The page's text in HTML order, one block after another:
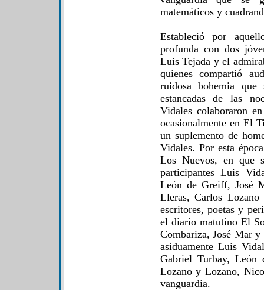
matemáticos y
Estableció por
profunda con dos
Luis Tejada y el
quienes compartió
ruidosa bohemia que
estancadas de las
Vidales colaboraron
ocasionalmente en El
un suplemento de
Vidales. Por esta
Los Nuevos, en que
participantes Luis
León de Greiff, José
Lleras, Carlos
escritores, poetas y
el diario matutino El
Combariza, José Mar
asiduamente Luis
Gabriel Turbay,
Lozano y Lozano,
vanguardia.